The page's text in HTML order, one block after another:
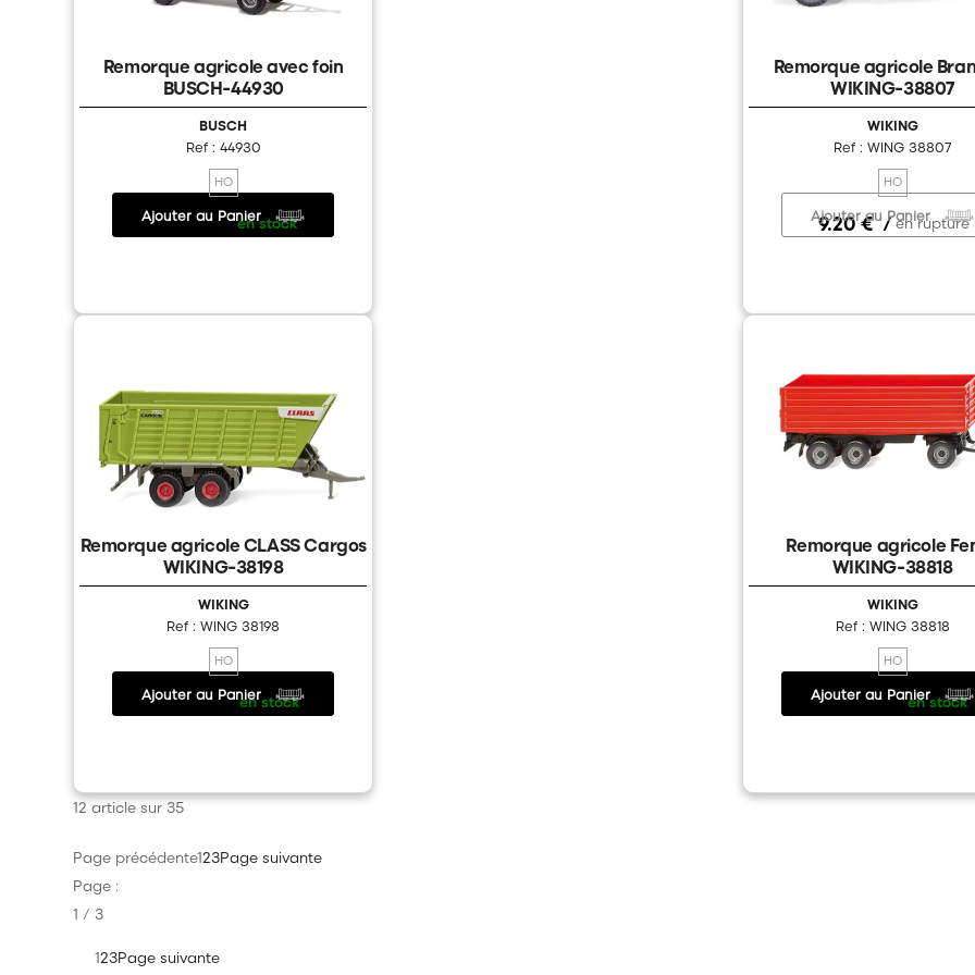
Remorque agricole avec foin
BUSCH-44930
BUSCH
Ref : 44930
HO
19.90 € /en stock
Ajouter au Panier
Remorque agricole
WIKING-38807
WIKING
Ref : WING 38807
HO
9.20 € /en rupture
Ajouter au Panier
Remorque agricole CLASS Cargos
WIKING-38198
WIKING
Ref : WING 38198
HO
18.20 € / en stock
Ajouter au Panier
Remorque agricole
WIKING-38818
WIKING
Ref : WING 38818
HO
14.20 € /en stock
Ajouter au Panier
12 article sur 35
Page précédente123Page suivante
Page :
1 / 3
123Page suivante